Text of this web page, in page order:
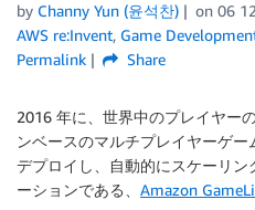
by Channy Yun (윤석찬) on 06
AWS re:Invent, Game
Permalink
Share
2016 年に、世界中のプレイヤー
ンベースのマルチプレイヤーゲ
デプロイし、自動的にスケーリン
ーションである、 Amazon